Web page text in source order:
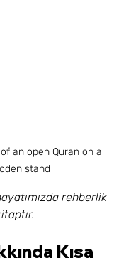
an open Quran on a
stand
rehberlik
Kısa